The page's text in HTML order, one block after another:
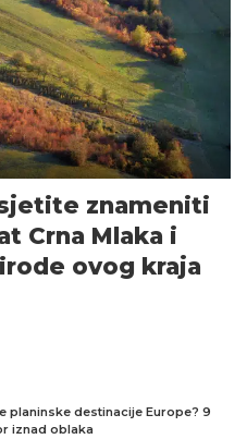
znameniti
Crna Mlaka i
ovog kraja
planinske destinacije Europe? 9
iznad oblaka